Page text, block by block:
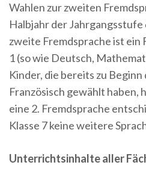
Wahlen zur zweiten
Halbjahr der
zweite Fremdsprache ist ein
1 (so wie Deutsch,
Kinder, die bereits zu Beginn
Französisch gewählt haben,
eine 2. Fremdsprache
Klasse 7 keine weitere
Unterrichtsinhalte aller